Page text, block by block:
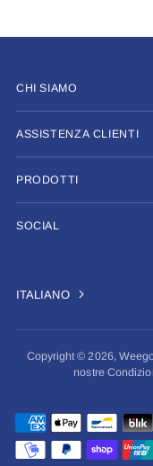
CHI SIAMO
ASSISTENZA CLIENTI
PRODOTTI
SOCIAL
ITALIANO
Copyright © 2026,
nostre